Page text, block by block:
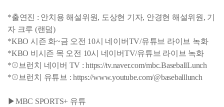
*출연진 : 안치용 해설위원, 도상현 기자, 안경현 해설위원, 기
자 크루 (랜덤)
*KBO 시즌 화~금 오전 10시 네이버TV/유튜브 라이브 녹화
*KBO 비시즌 목 오전 10시 네이버TV/유튜브 라이브 녹화
*⚾브런치 네이버 TV : https://tv.naver.com/mbc.BaseballLunch
*⚾브런치 유튜브 : https://www.youtube.com/@baseballlunch
▶MBC SPORTS+ 유튜